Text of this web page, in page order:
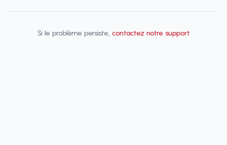
Si le problème persiste, contactez notre support